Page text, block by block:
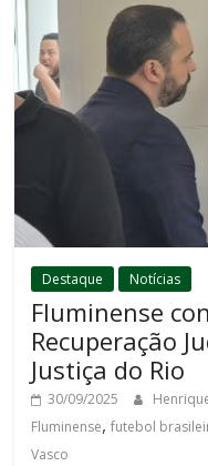
Destaque Notícias
Fluminense
Recuperação
Justiça do Rio
30/09/2025
Fluminense,futebol
Vasco